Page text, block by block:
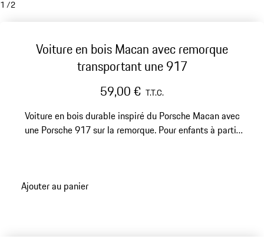
1 /2
Voiture en bois Macan avec remorque
transportant une 917
59,00 € T.T.C.
Voiture en bois durable inspiré du Porsche Macan avec
une Porsche 917 sur la remorque. Pour enfants à partir
Ajouter au panier